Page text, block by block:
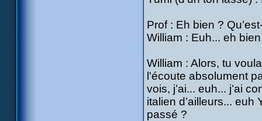
Prof : Eh bien ?
William : Euh... eh
William : Alors, tu
l'écoute absolument
vois, j’ai... euh... j’ai
italien d’ailleurs...
passé ?